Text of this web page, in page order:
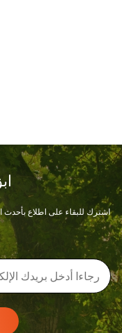
اشترك للبقاء على اطلاع بأحدث